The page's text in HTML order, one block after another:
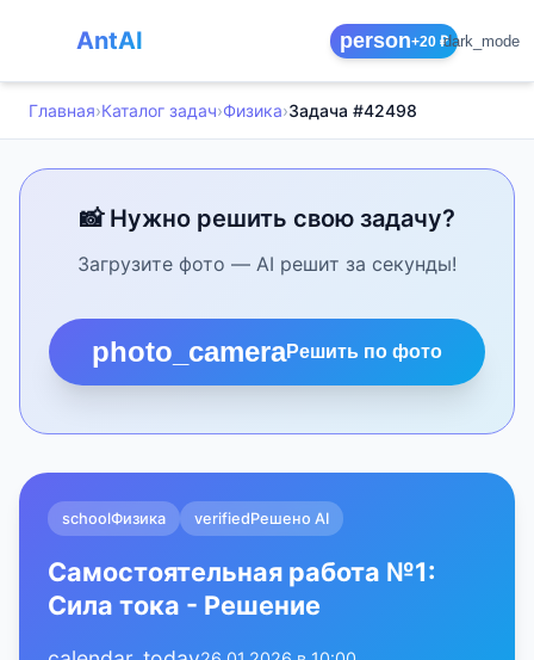
AntAI person+20 ₽dark_mode
Главная›Каталог задач›Физика›Задача #42498
📸 Нужно решить свою задачу?
Загрузите фото — AI решит за секунды!
photo_cameraРешить по фото
schoolФизика verifiedРешено AI
Самостоятельная работа №1:
Сила тока - Решение